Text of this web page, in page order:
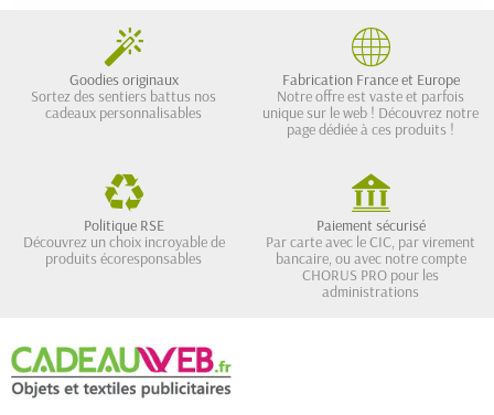
Goodies originaux
Sortez des sentiers battus nos
cadeaux personnalisables
Fabrication France et Europe
Notre offre est vaste et parfois
unique sur le web ! Découvrez notre
page dédiée à ces produits !
Politique RSE
Découvrez un choix incroyable de
produits écoresponsables
Paiement sécurisé
Par carte avec le CIC, par virement
bancaire, ou avec notre compte
CHORUS PRO pour les
administrations